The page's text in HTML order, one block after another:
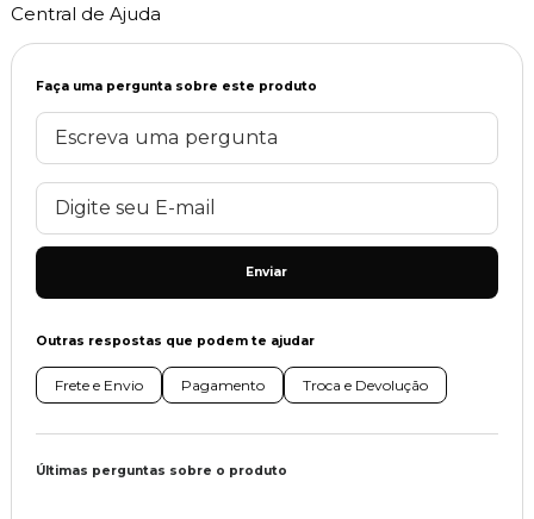
Central de Ajuda
Faça uma pergunta sobre este produto
Enviar
Outras respostas que podem te ajudar
Frete e Envio Pagamento Troca e Devolução
Últimas perguntas sobre o produto